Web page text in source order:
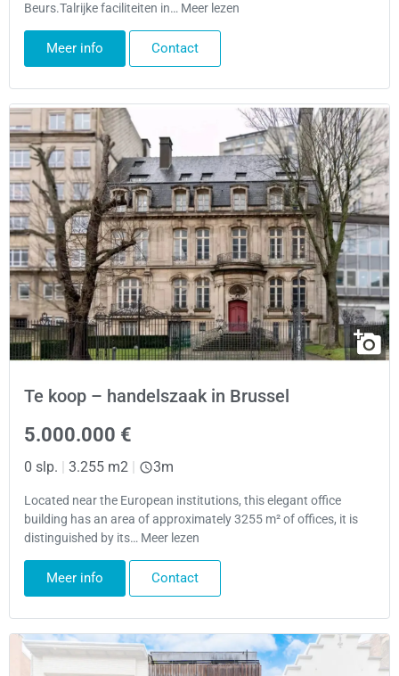
Beurs.Talrijke faciliteiten in… Meer lezen
Meer info Contact
Te koop – handelszaak in Brussel
5.000.000 €
0 slp. 3.255 m2 3m
Located near the European institutions, this elegant office
building has an area of approximately 3255 m² of offices, it is
distinguished by its… Meer lezen
Meer info Contact